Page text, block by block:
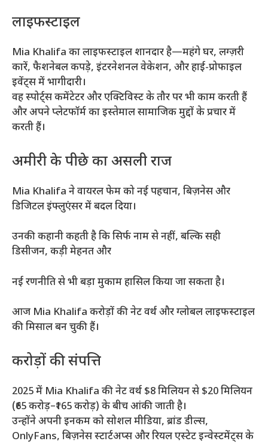
लाइफस्टाइल
Mia Khalifa का लाइफस्टाइल शानदार है—महंगे घर, लग्ज़री
कारें, फैशनेबल कपड़े, इंटरनेशनल वेकेशन, और हाई-प्रोफाइल
इवेंट्स में भागीदारी।
वह स्पोर्ट्स कमेंटेटर और एक्टिविस्ट के तौर पर भी काम करती हैं
और अपने प्लेटफॉर्म का इस्तेमाल सामाजिक मुद्दों के प्रचार में
करती हैं।
अमीरी के पीछे का असली राज
Mia Khalifa ने वायरल फेम को नई पहचान, बिज़नेस और
डिजिटल इंफ्लुएंसर में बदल दिया।
उनकी कहानी कहती है कि सिर्फ नाम से नहीं, बल्कि सही
डिसीजन, कड़ी मेहनत और
नई रणनीति से भी बड़ा मुकाम हासिल किया जा सकता है।
आज Mia Khalifa करोड़ों की नेट वर्थ और ग्लोबल लाइफस्टाइल
की मिसाल बन चुकी हैं।
करोड़ों की संपत्ति
2025 में Mia Khalifa की नेट वर्थ $8 मिलियन से $20 मिलियन
(₹65 करोड़–₹165 करोड़) के बीच आंकी जाती है।
उन्होंने अपनी इनकम को सोशल मीडिया, ब्रांड डील्स,
OnlyFans, बिज़नेस स्टार्टअप्स और रियल एस्टेट इन्वेस्टमेंट्स के